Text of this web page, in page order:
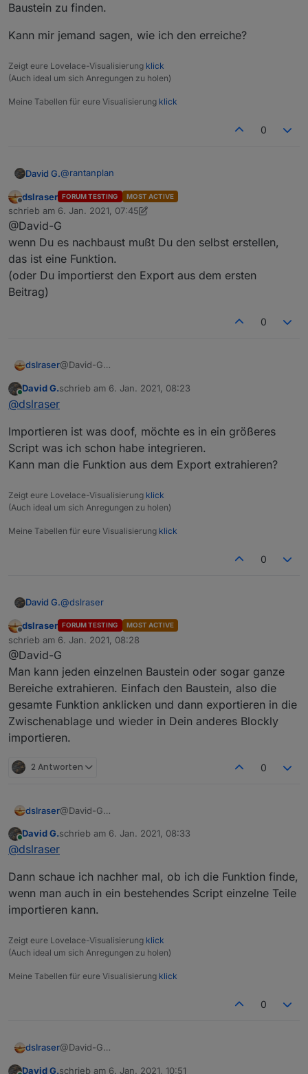
Hier der geänderte Export:
Spoiler
Baustein zu finden.
Kann mir jemand sagen, wie ich den erreiche?
Zeigt eure Lovelace-Visualisierung klick
(Auch ideal um sich Anregungen zu holen)
Meine Tabellen für eure Visualisierung klick
0
David G.@rantanplan
Hallo,
danke für deine Vorlage.
Baue Sie grad nach.
Aber irgendwie bin ich zu doof, den "change Text"
Baustein zu finden.
Kann mir jemand sagen, wie ich den erreiche?
Offline
dslraser FORUM TESTING MOST ACTIVE
schrieb am 6. Jan. 2021, 07:45
zuletzt editiert von dslraser1. Juni 2021, 09:29
@David-G
wenn Du es nachbaust mußt Du den selbst erstellen,
das ist eine Funktion.
(oder Du importierst den Export aus dem ersten
Beitrag)
0
dslraser@David-G
das ist eine Funktion.
Online
David G.schrieb am 6. Jan. 2021, 08:23
zuletzt editiert von
@dslraser
Importieren ist was doof, möchte es in ein größeres
Script was ich schon habe integrieren.
Kann man die Funktion aus dem Export extrahieren?
Zeigt eure Lovelace-Visualisierung klick
(Auch ideal um sich Anregungen zu holen)
Meine Tabellen für eure Visualisierung klick
0
David G.@dslraser
Importieren ist was doof, möchte es in ein größeres
Script was ich schon habe integrieren.
Kann man die Funktion aus dem Export extrahieren?
Offline
dslraser FORUM TESTING MOST ACTIVE
schrieb am 6. Jan. 2021, 08:28
zuletzt editiert von
@David-G
Man kann jeden einzelnen Baustein oder sogar ganze
Bereiche extrahieren. Einfach den Baustein, also die
gesamte Funktion anklicken und dann exportieren in die
Zwischenablage und wieder in Dein anderes Blockly
importieren.
2 Antworten 0
dslraser@David-G
Bereiche extrahieren. Einfach den Baustein, also die
Blockly importieren.
Online
David G.schrieb am 6. Jan. 2021, 08:33
zuletzt editiert von
@dslraser
Dann schaue ich nachher mal, ob ich die Funktion finde,
wenn man auch in ein bestehendes Script einzelne Teile
importieren kann.
Zeigt eure Lovelace-Visualisierung klick
(Auch ideal um sich Anregungen zu holen)
Meine Tabellen für eure Visualisierung klick
0
dslraser@David-G
David G.schrieb am 6. Jan. 2021, 10:51